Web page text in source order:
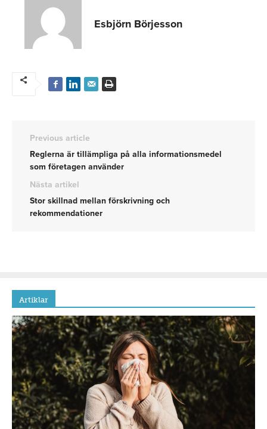
Esbjörn Börjesson
Previous article
Reglerna är tillämpliga på alla informationsmedel
som företagen använder
Nästa artikel
Stor skillnad mellan förskrivning och
rekommendationer
Artiklar